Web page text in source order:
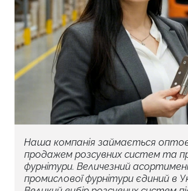
Наша компанія займається
продажем розсувних систем та
фурнітури. Величезний
промислової фурнітури єдиний в